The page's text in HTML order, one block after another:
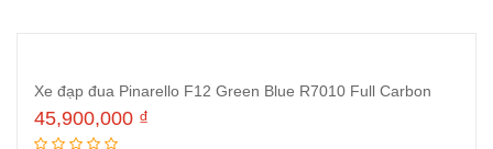
Xe đạp đua Pinarello F12 Green Blue R7010 Full Carbon
45,900,000 ₫